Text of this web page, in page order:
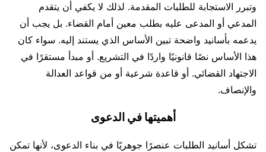
وتبرر الاستجابة للطلبات المقدمة. لذلك لا يكفي أن يتقدم
المدعي أو المدعى عليه بطلب معين أمام القضاء. بل يجب أن
يدعمه بأسانيد واضحة تبين الأساس الذي يستند إليه. سواء كان
هذا الأساس نصًا قانونيًا واردًا في التشريع. أو مبدأ مستقرًا في
الاجتهاد القضائي. أو قاعدة شرعية أو من قواعد العدالة
والإنصاف.
أهميتها في الدعوى
تشكل أسانيد الطلبات عنصرًا جوهريًا في بناء الدعوى، لأنها تمكن